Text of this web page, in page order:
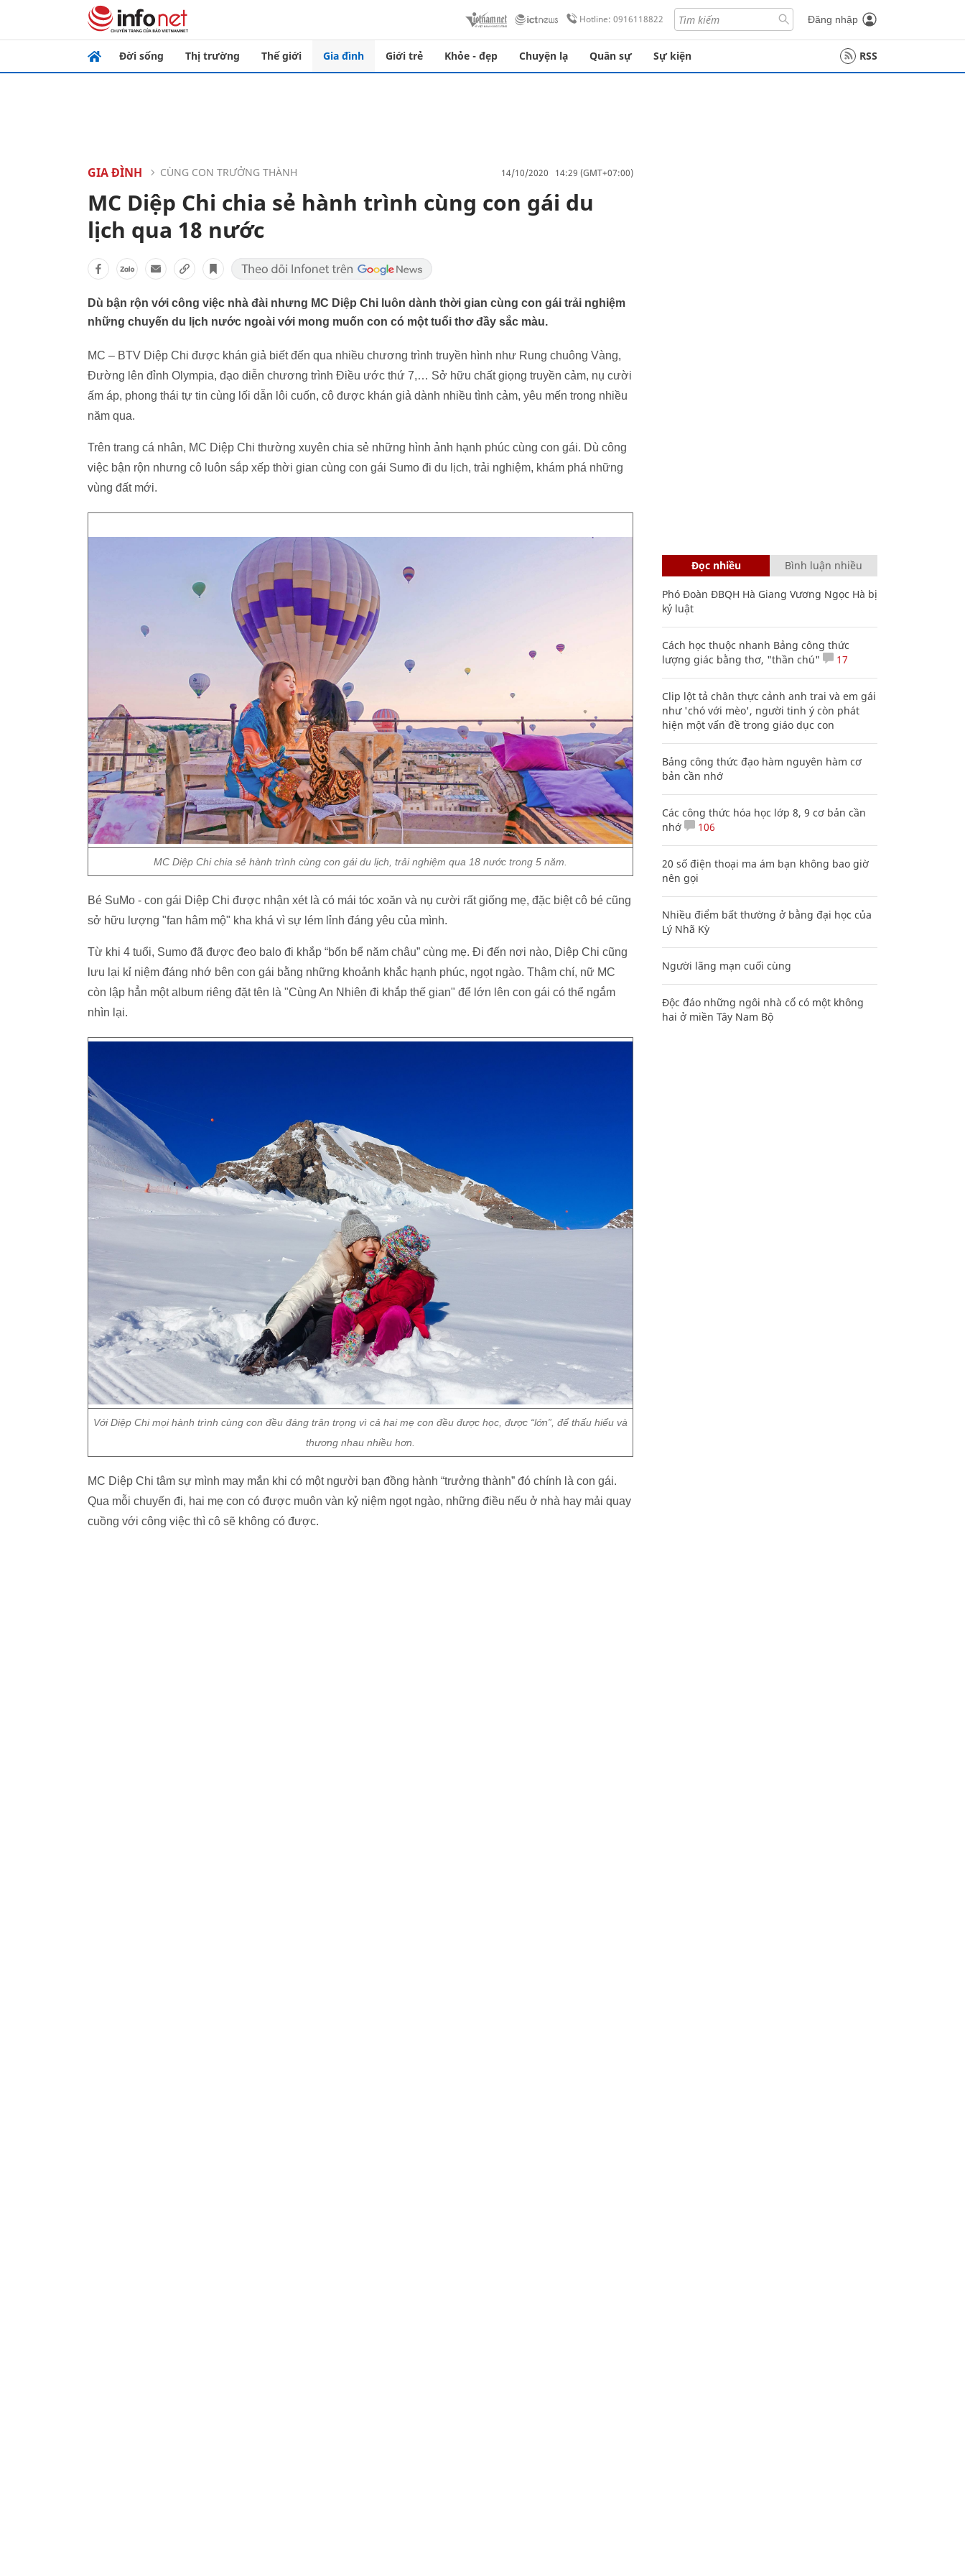
Hotline: 0916118822 Đăng nhập
Đời sống Thị trường Thế giới Gia đình Giới trẻ Khỏe - đẹp Chuyện lạ Quân sự Sự kiện RSS
GIA ĐÌNH CÙNG CON TRƯỞNG THÀNH 14/10/2020 14:29 (GMT+07:00)
MC Diệp Chi chia sẻ hành trình cùng con gái du
lịch qua 18 nước
Dù bận rộn với công việc nhà đài nhưng MC Diệp Chi luôn dành thời gian cùng con gái trải nghiệm
những chuyến du lịch nước ngoài với mong muốn con có một tuổi thơ đầy sắc màu.
MC – BTV Diệp Chi được khán giả biết đến qua nhiều chương trình truyền hình như Rung chuông Vàng,
Đường lên đỉnh Olympia, đạo diễn chương trình Điều ước thứ 7,… Sở hữu chất giọng truyền cảm, nụ cười
ấm áp, phong thái tự tin cùng lối dẫn lôi cuốn, cô được khán giả dành nhiều tình cảm, yêu mến trong nhiều
năm qua.
Trên trang cá nhân, MC Diệp Chi thường xuyên chia sẻ những hình ảnh hạnh phúc cùng con gái. Dù công
việc bận rộn nhưng cô luôn sắp xếp thời gian cùng con gái Sumo đi du lịch, trải nghiệm, khám phá những
vùng đất mới.
MC Diệp Chi chia sẻ hành trình cùng con gái du lịch, trải nghiệm qua 18 nước trong 5 năm.
Bé SuMo - con gái Diệp Chi được nhận xét là có mái tóc xoăn và nụ cười rất giống mẹ, đặc biệt cô bé cũng
sở hữu lượng "fan hâm mộ" kha khá vì sự lém lỉnh đáng yêu của mình.
Từ khi 4 tuổi, Sumo đã được đeo balo đi khắp “bốn bể năm châu” cùng mẹ. Đi đến nơi nào, Diệp Chi cũng
lưu lại kỉ niệm đáng nhớ bên con gái bằng những khoảnh khắc hạnh phúc, ngọt ngào. Thậm chí, nữ MC
còn lập hẳn một album riêng đặt tên là "Cùng An Nhiên đi khắp thế gian" để lớn lên con gái có thể ngắm
nhìn lại.
Với Diệp Chi mọi hành trình cùng con đều đáng trân trọng vì cả hai mẹ con đều được học, được “lớn”, để thấu hiểu và
thương nhau nhiều hơn.
MC Diệp Chi tâm sự mình may mắn khi có một người bạn đồng hành “trưởng thành” đó chính là con gái.
Qua mỗi chuyến đi, hai mẹ con có được muôn vàn kỷ niệm ngọt ngào, những điều nếu ở nhà hay mải quay
cuồng với công việc thì cô sẽ không có được.
Đọc nhiều Bình luận nhiều
Phó Đoàn ĐBQH Hà Giang Vương Ngọc Hà bị
kỷ luật
Cách học thuộc nhanh Bảng công thức
lượng giác bằng thơ, "thần chú"
17
Clip lột tả chân thực cảnh anh trai và em gái
như 'chó với mèo', người tinh ý còn phát
hiện một vấn đề trong giáo dục con
Bảng công thức đạo hàm nguyên hàm cơ
bản cần nhớ
Các công thức hóa học lớp 8, 9 cơ bản cần
nhớ
106
20 số điện thoại ma ám bạn không bao giờ
nên gọi
Nhiều điểm bất thường ở bằng đại học của
Lý Nhã Kỳ
Người lãng mạn cuối cùng
Độc đáo những ngôi nhà cổ có một không
hai ở miền Tây Nam Bộ